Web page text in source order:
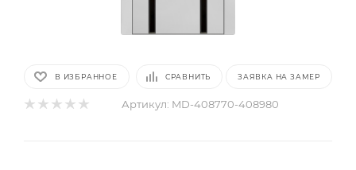
В ИЗБРАННОЕ СРАВНИТЬ ЗАЯВКА НА ЗАМЕР
Артикул: MD-408770-408980